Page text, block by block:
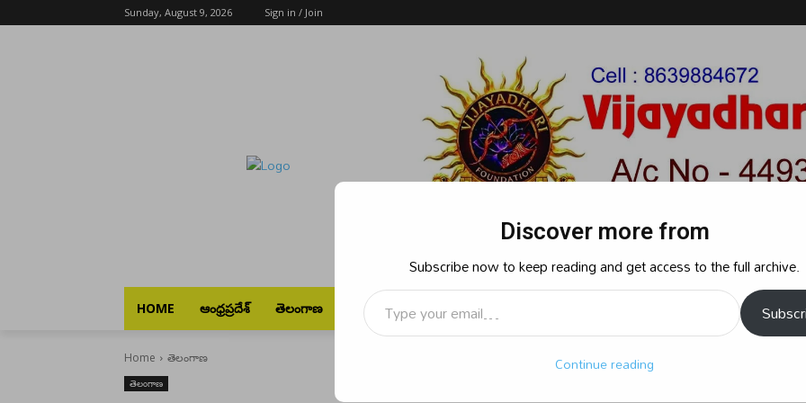
Sunday, August 9, 2026 Sign in / Join
HOME ఆంధ్రప్రదేశ్ తెలంగాణ భారత్ రాజకీయం క్రైమ్ బిజినెస్
Home తెలంగాణ
తెలంగాణ
Discover more from
Subscribe now to keep reading and get access to the full archive.
Type your email…
Continue reading